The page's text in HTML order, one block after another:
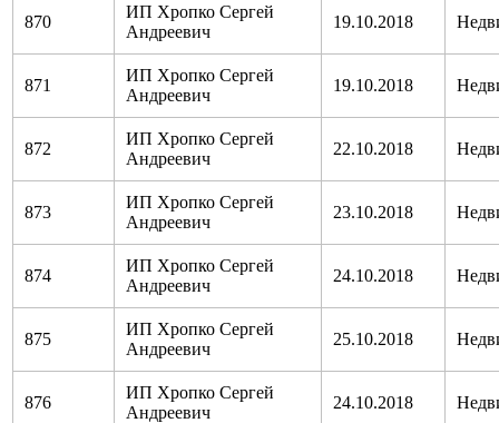
870
ИП Хропко Сергей
Андреевич
19.10.2018
871
ИП Хропко Сергей
Андреевич
19.10.2018
872
ИП Хропко Сергей
Андреевич
22.10.2018
873
ИП Хропко Сергей
Андреевич
23.10.2018
874
ИП Хропко Сергей
Андреевич
24.10.2018
875
ИП Хропко Сергей
Андреевич
25.10.2018
876
ИП Хропко Сергей
Андреевич
24.10.2018